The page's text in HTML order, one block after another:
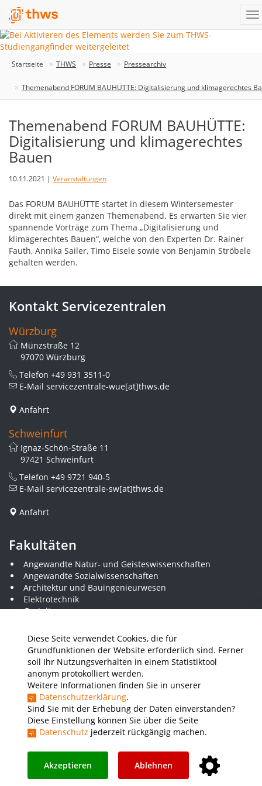
Diese Seite verwendet Cookies, die für
Grundfunktionen der Website erforderlich sind. Ferner
soll Ihr Nutzungsverhalten in einem Statistiktool
anonym protokolliert werden.
Weitere Informationen finden Sie in unserer
Datenschutzerklärung.
Sind Sie mit der Erhebung der Daten einverstanden?
Diese Einstellung können Sie über die Seite
Datenschutz jederzeit rückgängig machen.
Akzeptieren Ablehnen
Startseite THWS Presse Pressearchiv
Themenabend FORUM BAUHÜTTE: Digitalisierung und klimagerechtes
Themenabend FORUM BAUHÜTTE:
Digitalisierung und klimagerechtes
Bauen
10.11.2021 | Veranstaltungen
Das FORUM BAUHÜTTE startet in diesem Wintersemester
direkt mit einem ganzen Themenabend. Es erwarten Sie vier
spannende Vorträge zum Thema „Digitalisierung und
klimagerechtes Bauen“, welche von den Experten Dr. Rainer
Fauth, Annika Sailer, Timo Eisele sowie von Benjamin Ströbele
gehalten werden.
Kontakt Servicezentralen
Würzburg
Münzstraße 12
97070 Würzburg
Telefon +49 931 3511-0
E-Mail servicezentrale-wue[at]thws.de
Anfahrt
Schweinfurt
Ignaz-Schön-Straße 11
97421 Schweinfurt
Telefon +49 9721 940-5
E-Mail servicezentrale-sw[at]thws.de
Anfahrt
Fakultäten
Angewandte Natur- und Geisteswissenschaften
Angewandte Sozialwissenschaften
Architektur und Bauingenieurwesen
Elektrotechnik
Gestaltung
Kunststofftechnik und Vermessung
Maschinenbau
THWS Business School
Wirtschaftsingenieurwesen
Presse Stellenausschreibungen Intranet THWS Store
Instagram YouTube LinkedIn
Impressum Barrierefreiheit Datenschutz